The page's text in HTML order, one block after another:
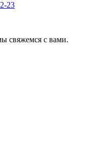
23
свяжемся с вами.